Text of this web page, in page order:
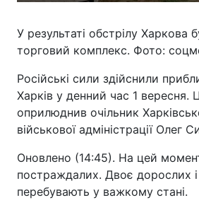
У результаті обстрілу
торговий комплекс. Фото:
Російські сили здійснили
Харків у денний час 1 вересня.
оприлюднив очільник
військової адміністрації Олег
Оновлено (14:45). На цей
постраждалих. Двоє дорослих і
перебувають у важкому стані.